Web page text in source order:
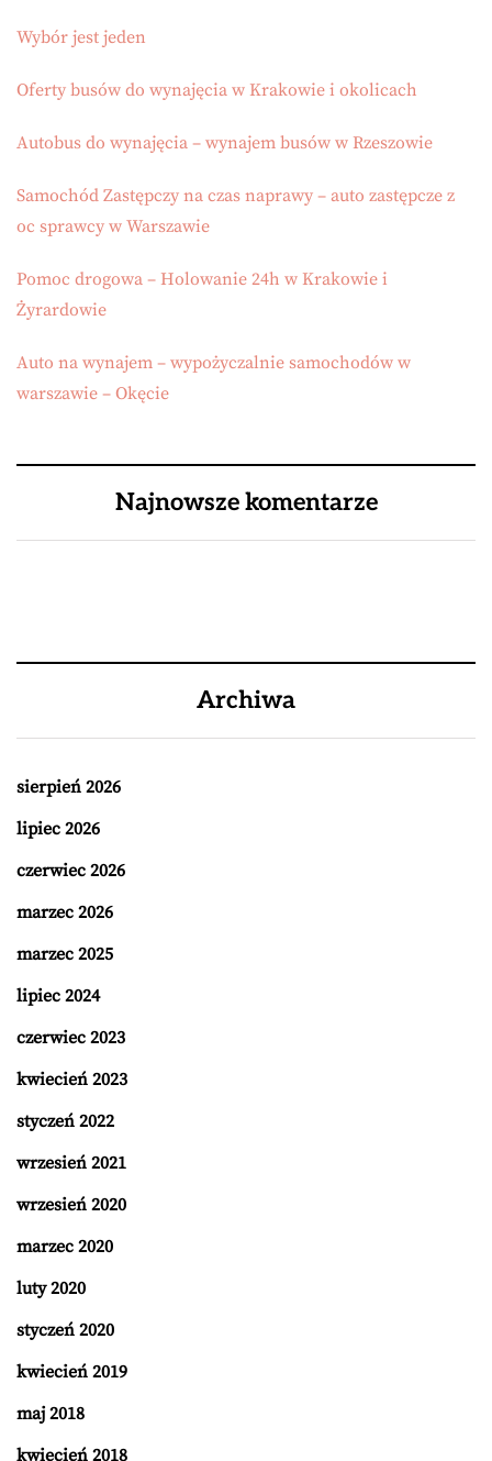
Wybór jest jeden
Oferty busów do wynajęcia w Krakowie i okolicach
Autobus do wynajęcia – wynajem busów w Rzeszowie
Samochód Zastępczy na czas naprawy – auto zastępcze z
oc sprawcy w Warszawie
Pomoc drogowa – Holowanie 24h w Krakowie i
Żyrardowie
Auto na wynajem – wypożyczalnie samochodów w
warszawie – Okęcie
Najnowsze komentarze
Archiwa
sierpień 2026
lipiec 2026
czerwiec 2026
marzec 2026
marzec 2025
lipiec 2024
czerwiec 2023
kwiecień 2023
styczeń 2022
wrzesień 2021
wrzesień 2020
marzec 2020
luty 2020
styczeń 2020
kwiecień 2019
maj 2018
kwiecień 2018